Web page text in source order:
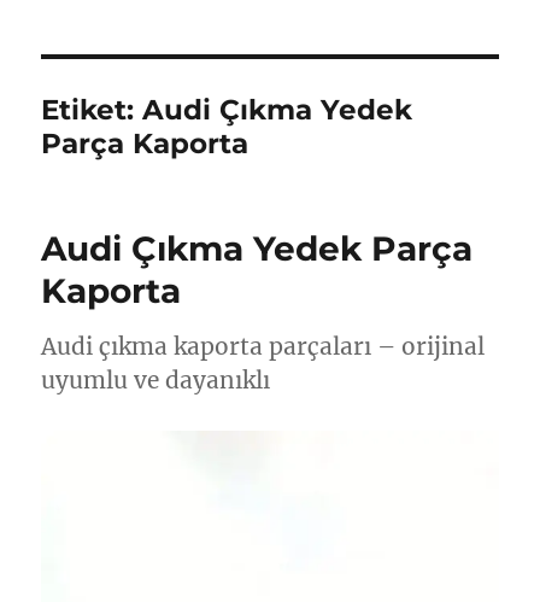
Etiket:Audi Çıkma Yedek
Parça Kaporta
Audi Çıkma Yedek Parça
Kaporta
Audi çıkma kaporta parçaları – orijinal
uyumlu ve dayanıklı